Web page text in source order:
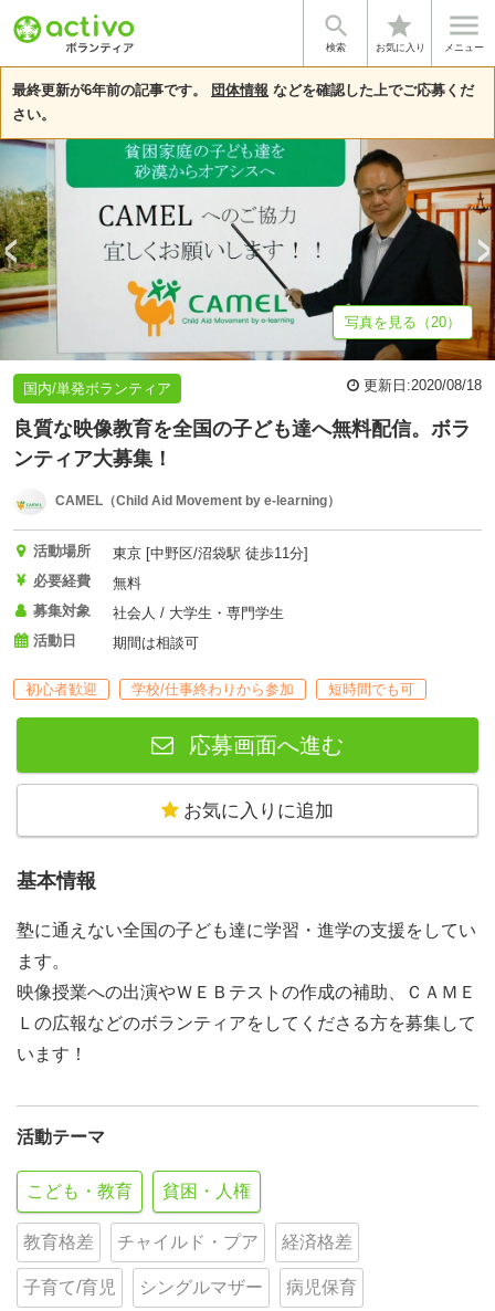

検索
star
お気に入り

メニュー
最終更新が6年前の記事です。 団体情報 などを確認した上でご応募くだ
さい。
基本情報 募集詳細 法人情報
写真を見る（20）
国内/単発ボランティア 更新日:2020/08/18
良質な映像教育を全国の子ども達へ無料配信。ボラ
ンティア大募集！
CAMEL（Child Aid Movement by e-learning）
活動場所
東京 [中野区/沼袋駅 徒歩11分]
必要経費
無料
募集対象
社会人 / 大学生・専門学生
活動日
期間は相談可
初心者歓迎 学校/仕事終わりから参加 短時間でも可
応募画面へ進む
お気に入りに追加
基本情報
塾に通えない全国の子ども達に学習・進学の支援をしてい
ます。
映像授業への出演やＷＥＢテストの作成の補助、ＣＡＭＥ
Ｌの広報などのボランティアをしてくださる方を募集して
います！
活動テーマ
こども・教育 貧困・人権
教育格差 チャイルド・プア 経済格差
子育て/育児 シングルマザー 病児保育